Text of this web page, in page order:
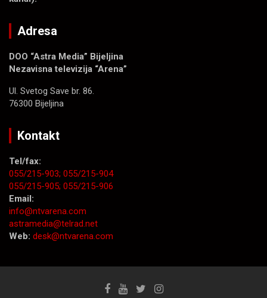
Adresa
DOO “Astra Media” Bijeljina
Nezavisna televizija “Arena”
Ul. Svetog Save br. 86.
76300 Bijeljina
Kontakt
Tel/fax:
055/215-903; 055/215-904
055/215-905; 055/215-906
Email:
info@ntvarena.com
astramedia@telrad.net
Web: desk@ntvarena.com